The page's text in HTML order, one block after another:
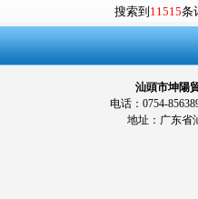
搜索到 11515条
汕頭市坤陽
电话：0754-
地址：广东省